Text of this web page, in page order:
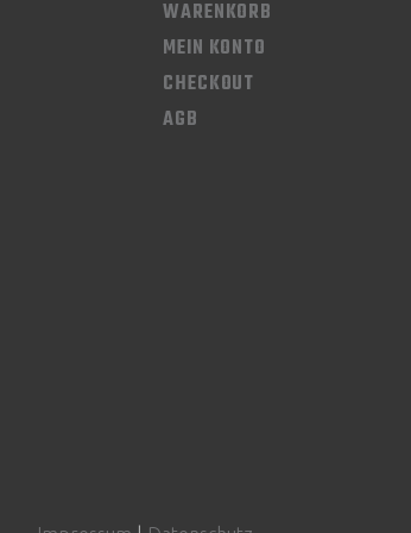
WARENKORB
MEIN KONTO
CHECKOUT
AGB